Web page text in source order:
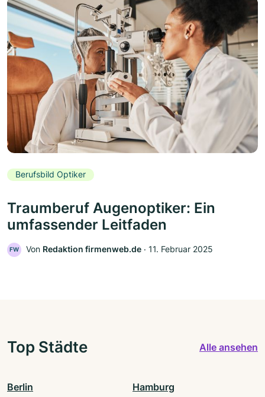
Berufsbild Optiker
Traumberuf Augenoptiker: Ein
umfassender Leitfaden
FW Von Redaktion firmenweb.de ‧ 11. Februar 2025
Top Städte Alle ansehen
Berlin Hamburg